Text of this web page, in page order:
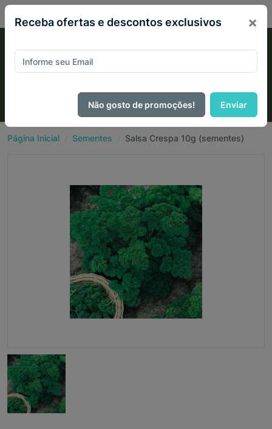
Página Inicial Sementes Salsa Crespa 10g (sementes)
Receba ofertas e descontos exclusivos ×
Não gosto de promoções! Enviar